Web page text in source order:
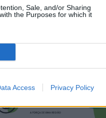
Sale, and/or Sharing
the Purposes for which it
Access Privacy Policy